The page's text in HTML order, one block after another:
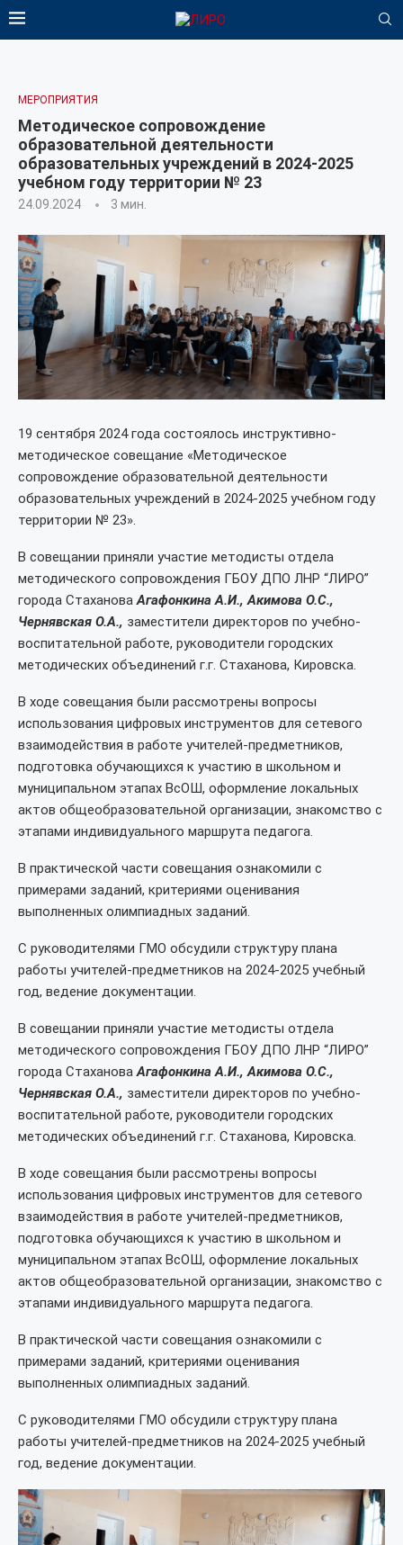
МЕРОПРИЯТИЯ
Методическое сопровождение
образовательной деятельности
образовательных учреждений в 2024-2025
учебном году территории № 23
24.09.2024 3 мин.
19 сентября 2024 года состоялось инструктивно-
методическое совещание «Методическое
сопровождение образовательной деятельности
образовательных учреждений в 2024-2025 учебном году
территории № 23».
В совещании приняли участие методисты отдела
методического сопровождения ГБОУ ДПО ЛНР “ЛИРО”
города СтахановаАгафонкина А.И., Акимова О.С.,
Чернявская О.А., заместители директоров по учебно-
воспитательной работе, руководители городских
методических объединений г.г. Стаханова, Кировска.
В ходе совещания были рассмотрены вопросы
использования цифровых инструментов для сетевого
взаимодействия в работе учителей-предметников,
подготовка обучающихся к участию в школьном и
муниципальном этапах ВсОШ, оформление локальных
актов общеобразовательной организации, знакомство с
этапами индивидуального маршрута педагога.
В практической части совещания ознакомили с
примерами заданий, критериями оценивания
выполненных олимпиадных заданий.
С руководителями ГМО обсудили структуру плана
работы учителей-предметников на 2024-2025 учебный
год, ведение документации.
В совещании приняли участие методисты отдела
методического сопровождения ГБОУ ДПО ЛНР “ЛИРО”
города СтахановаАгафонкина А.И., Акимова О.С.,
Чернявская О.А., заместители директоров по учебно-
воспитательной работе, руководители городских
методических объединений г.г. Стаханова, Кировска.
В ходе совещания были рассмотрены вопросы
использования цифровых инструментов для сетевого
взаимодействия в работе учителей-предметников,
подготовка обучающихся к участию в школьном и
муниципальном этапах ВсОШ, оформление локальных
актов общеобразовательной организации, знакомство с
этапами индивидуального маршрута педагога.
В практической части совещания ознакомили с
примерами заданий, критериями оценивания
выполненных олимпиадных заданий.
С руководителями ГМО обсудили структуру плана
работы учителей-предметников на 2024-2025 учебный
год, ведение документации.